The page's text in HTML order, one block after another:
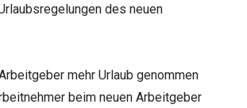
des neuen
mehr Urlaub genommen
beim neuen Arbeitgeber